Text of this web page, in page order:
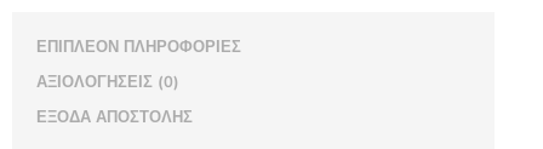
ΕΠΙΠΛΈΟΝ ΠΛΗΡΟΦΟΡΊΕΣ
ΑΞΙΟΛΟΓΉΣΕΙΣ (0)
ΈΞΟΔΑ ΑΠΟΣΤΟΛΉΣ